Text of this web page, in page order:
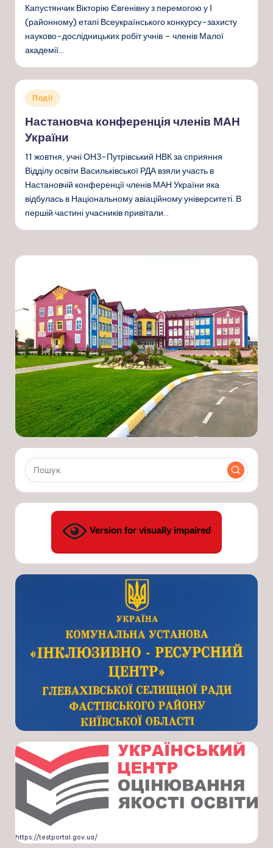
Капустянчик Вікторію Євгенівну з перемогою у І
(районному) етапі Всеукраїнського конкурсу-захисту
науково-дослідницьких робіт учнів – членів Малої
академії…
Опубліковано
Події
Настановча конференція членів МАН
України
11 жовтня, учні ОНЗ-Путрівський НВК за сприяння
Відділу освіти Васильківської РДА взяли участь в
Настановчій конференції членів МАН України яка
відбулась в Національному авіаційному університеті. В
першій частині учасників привітали…
Version for visually impaired
https://testportal.gov.ua/